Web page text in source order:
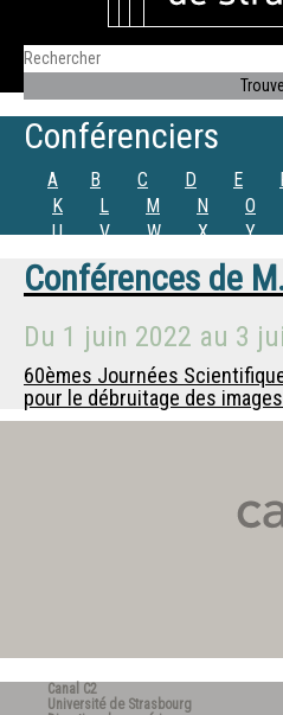
Conférenciers
A B C D E
K
L M N O
U
V W X Y
Conférences de
Du 1 juin 2022 au 3
60èmes Journées
pour le débruitage des images
Canal C2
Université de Strasbourg